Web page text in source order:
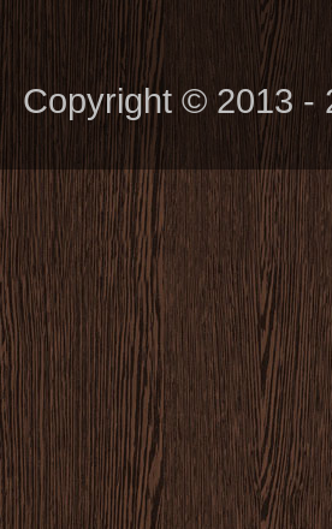
Copyright © 2013 -